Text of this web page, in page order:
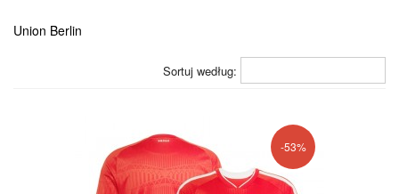
Union Berlin
Sortuj według:
-53%